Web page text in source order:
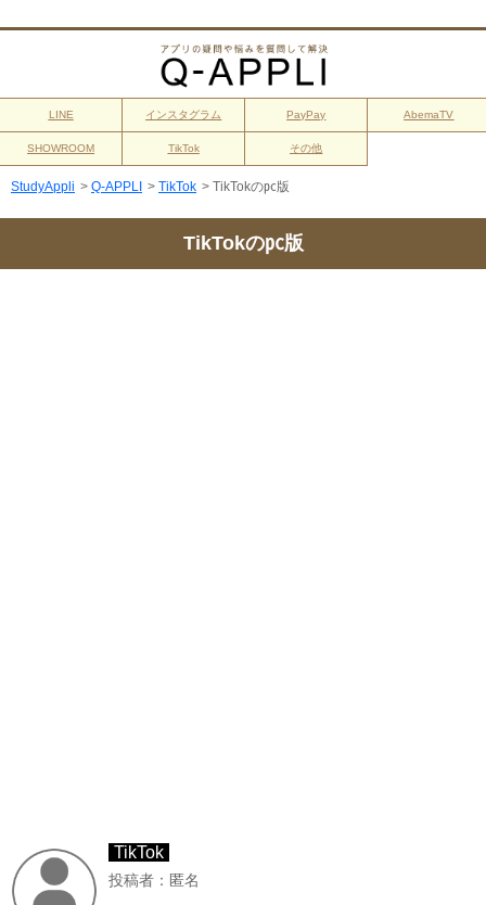
LINE インスタグラム PayPay AbemaTV
SHOWROOM TikTok その他
StudyAppli > Q-APPLI > TikTok > TikTokの㍶版
TikTokの㍶版
TikTok
投稿者：匿名